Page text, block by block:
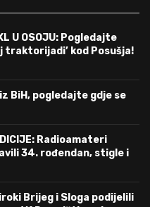
U OSOJU: Pogledajte
traktorijadi’ kod Posušja!
BiH, pogledajte gdje se
Radioamateri
34. rođendan, stigle i
Brijeg i Sloga podijelili